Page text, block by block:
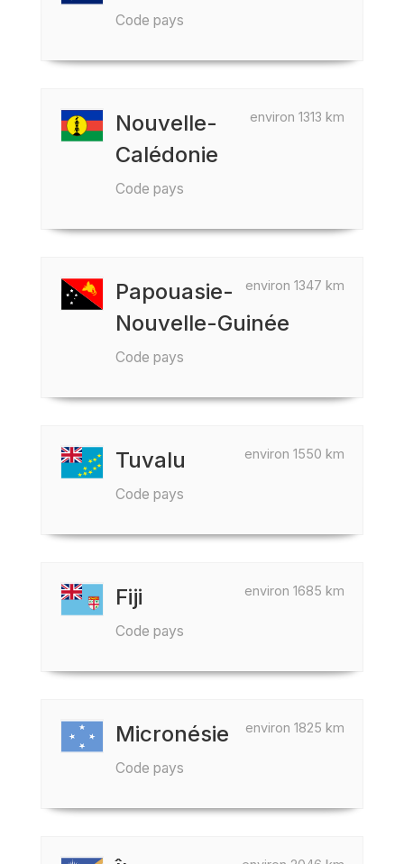
Code pays
environ 1313 km
Nouvelle-
Calédonie
Code pays
environ 1347 km
Papouasie-
Nouvelle-Guinée
Code pays
environ 1550 km
Tuvalu
Code pays
environ 1685 km
Fiji
Code pays
environ 1825 km
Micronésie
Code pays